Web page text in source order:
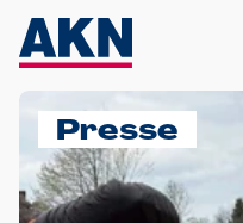
Presse